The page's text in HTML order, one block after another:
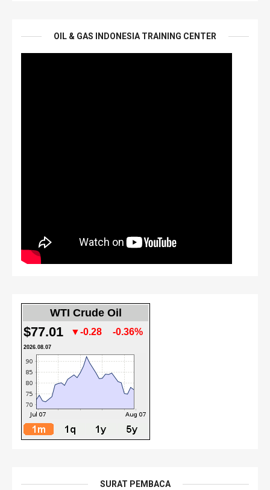
OIL & GAS INDONESIA TRAINING CENTER
WTI Crude Oil
$77.01 ▼-0.28 -0.36%
2026.08.07
SURAT PEMBACA